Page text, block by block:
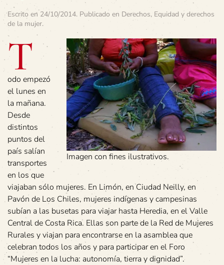
Escrito en 24/10/2014. Publicado en Derechos, Equidad y derechos
de la mujer.
Imagen con fines ilustrativos.
T
odo empezó
el lunes en
la mañana.
Desde
distintos
puntos del
país salían
transportes
en los que
viajaban sólo mujeres. En Limón, en Ciudad Neilly, en
Pavón de Los Chiles, mujeres indígenas y campesinas
subían a las busetas para viajar hasta Heredia, en el Valle
Central de Costa Rica. Ellas son parte de la Red de Mujeres
Rurales y viajan para encontrarse en la asamblea que
celebran todos los años y para participar en el Foro
“Mujeres en la lucha: autonomía, tierra y dignidad”.